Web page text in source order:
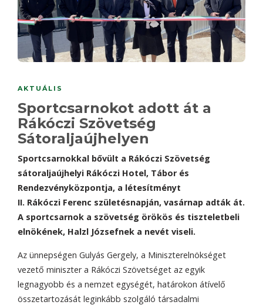
AKTUÁLIS
Sportcsarnokot adott át a
Rákóczi Szövetség
Sátoraljaújhelyen
Sportcsarnokkal bővült a Rákóczi Szövetség
sátoraljaújhelyi Rákóczi Hotel, Tábor és
Rendezvényközpontja, a létesítményt
II. Rákóczi Ferenc születésnapján, vasárnap adták át.
A sportcsarnok a szövetség örökös és tiszteletbeli
elnökének, Halzl Józsefnek a nevét viseli.
Az ünnepségen Gulyás Gergely, a Miniszterelnökséget
vezető miniszter a Rákóczi Szövetséget az egyik
legnagyobb és a nemzet egységét, határokon átívelő
összetartozását leginkább szolgáló társadalmi